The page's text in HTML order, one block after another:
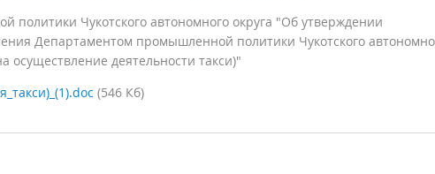
Чукотского автономного округа "Об утверждении
Департаментом промышленной политики Чукотского
осуществление деятельности такси)"
(546 Кб)